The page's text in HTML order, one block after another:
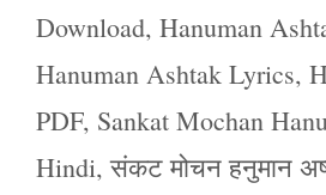
Download, Hanuman
Hanuman Ashtak Lyrics,
PDF, Sankat Mochan
Hindi,संकट मोचन हनुमान